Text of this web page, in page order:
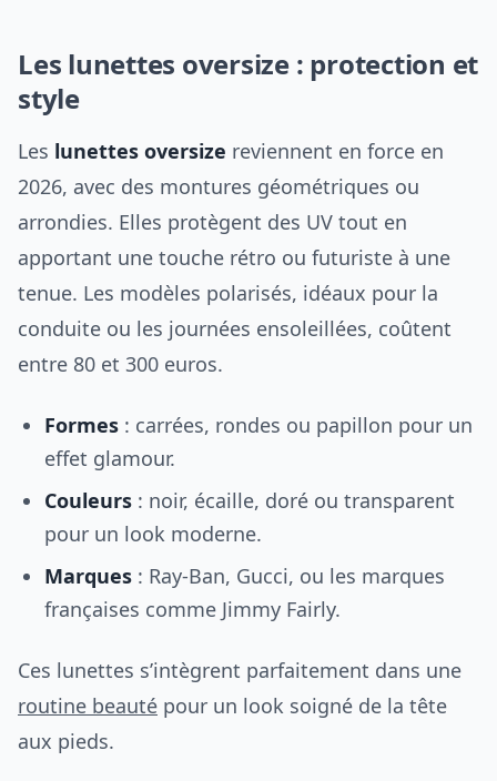
Les lunettes oversize : protection et
style
Les lunettes oversize reviennent en force en
2026, avec des montures géométriques ou
arrondies. Elles protègent des UV tout en
apportant une touche rétro ou futuriste à une
tenue. Les modèles polarisés, idéaux pour la
conduite ou les journées ensoleillées, coûtent
entre 80 et 300 euros.
Formes : carrées, rondes ou papillon pour un
effet glamour.
Couleurs : noir, écaille, doré ou transparent
pour un look moderne.
Marques : Ray-Ban, Gucci, ou les marques
françaises comme Jimmy Fairly.
Ces lunettes s’intègrent parfaitement dans une
routine beauté pour un look soigné de la tête
aux pieds.